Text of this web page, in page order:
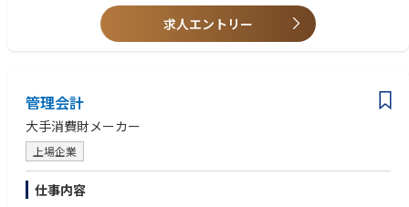
【歓迎（WANT）】
・税理士試験 会計科目（簿記論・財務諸表論）、税法科目（法人税・消
・大手日系企業の税務ガバナンス体制の構築・改善の実務経験
・ TOEIC 600点程度
求人エントリー
管理会計
大手消費財メーカー
上場企業
仕事内容